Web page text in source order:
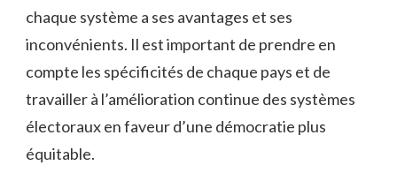
chaque ‌système a ses avantages et ses
inconvénients. Il est important de prendre en
compte ​les spécificités de chaque⁤ pays et de
‍travailler à l’amélioration continue des systèmes
électoraux en⁤ faveur d’une démocratie⁣ plus
équitable.